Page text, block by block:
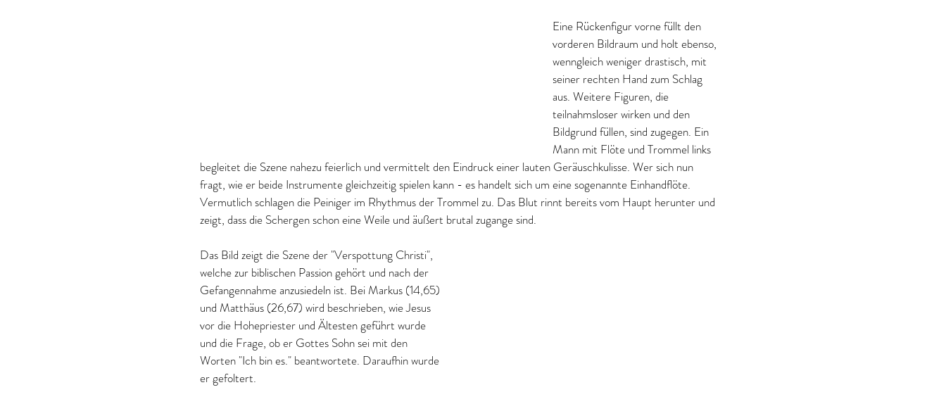
Eine Rückenfigur vorne füllt den
vorderen Bildraum und holt ebenso,
wenngleich weniger drastisch, mit
seiner rechten Hand zum Schlag
aus. Weitere Figuren, die
teilnahmsloser wirken und den
Bildgrund füllen, sind zugegen. Ein
Mann mit Flöte und Trommel links
begleitet die Szene nahezu feierlich und vermittelt den Eindruck einer lauten Geräuschkulisse. Wer sich nun
fragt, wie er beide Instrumente gleichzeitig spielen kann - es handelt sich um eine sogenannte Einhandflöte.
Vermutlich schlagen die Peiniger im Rhythmus der Trommel zu. Das Blut rinnt bereits vom Haupt herunter und
zeigt, dass die Schergen schon eine Weile und äußert brutal zugange sind.
Das Bild zeigt die Szene der "Verspottung Christi",
welche zur biblischen Passion gehört und nach der
Gefangennahme anzusiedeln ist. Bei Markus (14,65)
und Matthäus (26,67) wird beschrieben, wie Jesus
vor die Hohepriester und Ältesten geführt wurde
und die Frage, ob er Gottes Sohn sei mit den
Worten "Ich bin es." beantwortete. Daraufhin wurde
er gefoltert.